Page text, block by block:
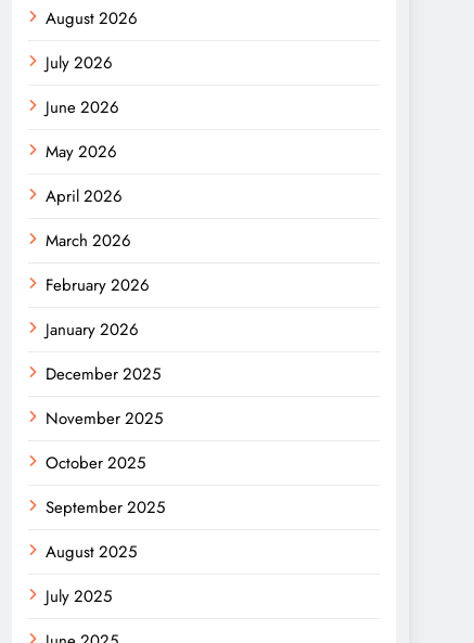
August 2026
July 2026
June 2026
May 2026
April 2026
March 2026
February 2026
January 2026
December 2025
November 2025
October 2025
September 2025
August 2025
July 2025